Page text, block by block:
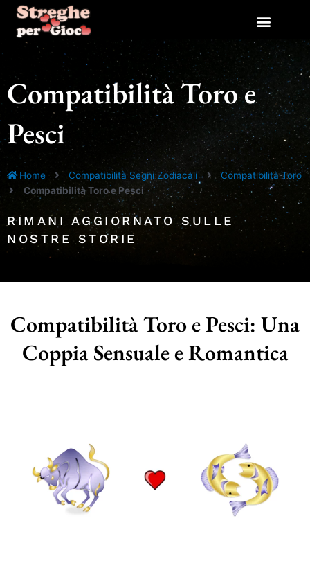
contenuto
Compatibilità Toro e
Pesci
Home Compatibilità Segni Zodiacali
Compatibilità Toro
Compatibilità Toro e Pesci
RIMANI AGGIORNATO SULLE
NOSTRE STORIE
Compatibilità Toro e Pesci: Una
Coppia Sensuale e Romantica